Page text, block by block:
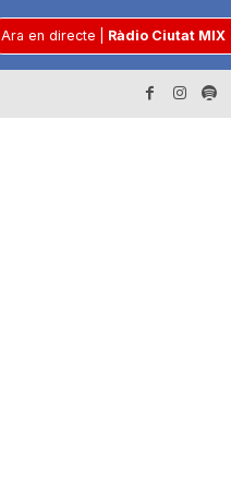
Ara en directe Ràdio Ciutat MIX